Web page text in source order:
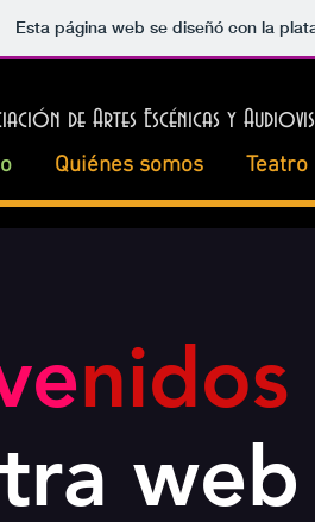
Esta página web se diseñó con la
Quiénes somos Teatro
de Artes Escénicas y
nidos
web